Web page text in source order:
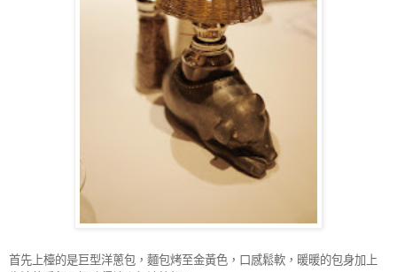
首先上檯的是巨型洋蔥包，麵包烤至金黃色，口感鬆軟，暖暖的包身加上